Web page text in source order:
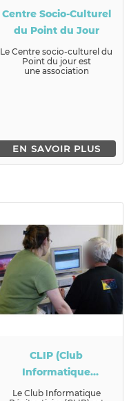
Centre Socio-Culturel
du Point du Jour
Le Centre socio-culturel du
Point du jour est
une association
EN SAVOIR PLUS
CLIP (Club
Informatique
Pénitentiaire)
Le Club Informatique